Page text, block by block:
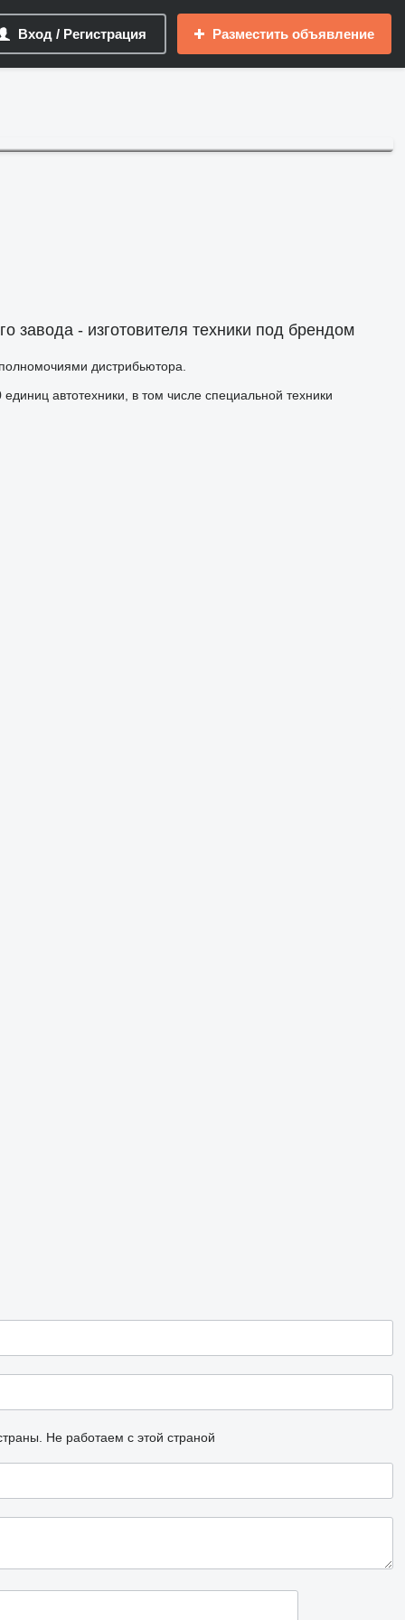
Вход / Регистрация Разместить объявление
завода - изготовителя техники под брендом
дистрибьютора.
автотехники, в том числе специальной техники
Не работаем с этой страной